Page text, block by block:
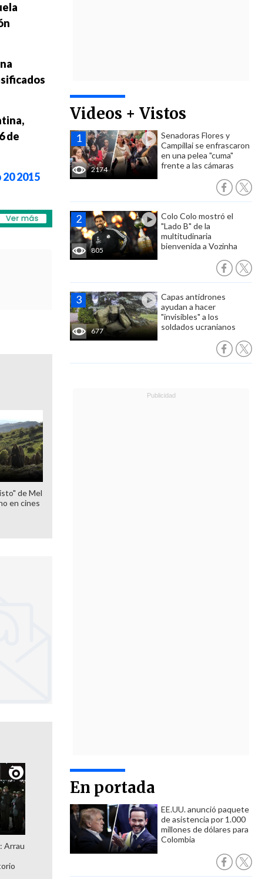
Videos + Vistos
2174
Senadoras Flores y
Campillai se enfrascaron
en una pelea "cuma"
frente a las cámaras
805
Colo Colo mostró el
"Lado B" de la
multitudinaria
bienvenida a Vozinha
677
Capas antidrones
ayudan a hacer
"invisibles" a los
soldados ucranianos
En portada
EE.UU. anunció paquete
de asistencia por 1.000
millones de dólares para
Colombia
de
2015
de Mel
en cines
Arrau